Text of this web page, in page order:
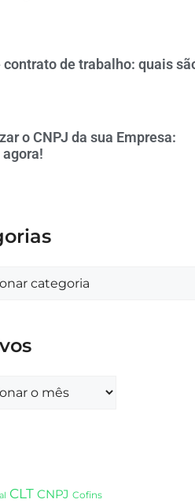
contrato de trabalho: quais
o CNPJ da sua Empresa:
CLT CNPJ Cofins